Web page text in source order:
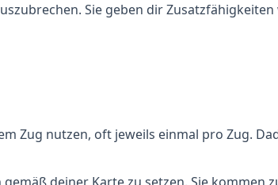
Sie geben dir Zusatzfähigkeiten
Zug nutzen, oft jeweils einmal pro Zug.